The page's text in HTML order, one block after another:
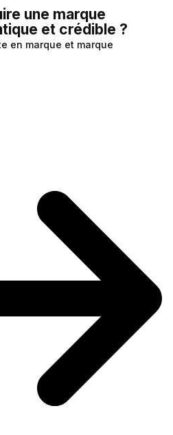
une marque
et crédible ?
en marque et marque